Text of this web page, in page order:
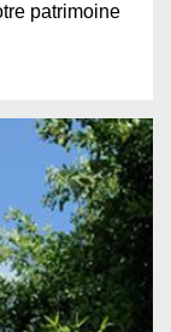
patrimoine